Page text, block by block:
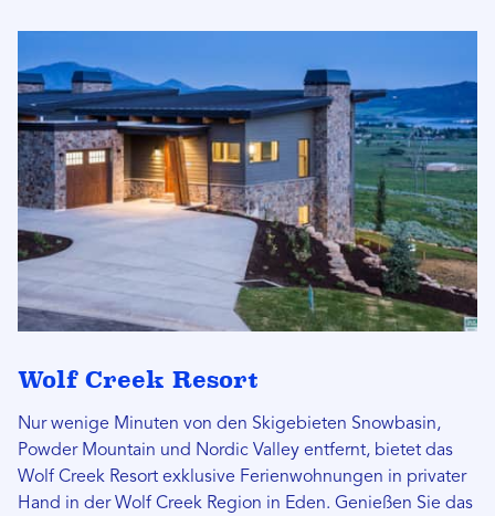
Wolf Creek Resort
Nur wenige Minuten von den Skigebieten Snowbasin,
Powder Mountain und Nordic Valley entfernt, bietet das
Wolf Creek Resort exklusive Ferienwohnungen in privater
Hand in der Wolf Creek Region in Eden. Genießen Sie das